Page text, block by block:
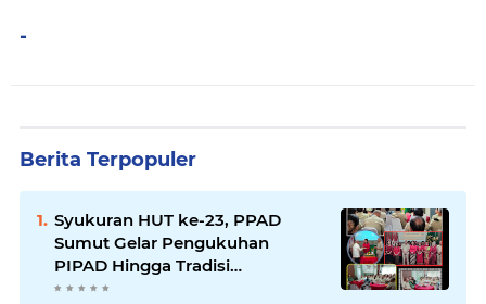
-
Berita Terpopuler
Syukuran HUT ke-23, PPAD
Sumut Gelar Pengukuhan
PIPAD Hingga Tradisi
Kekeluargaan